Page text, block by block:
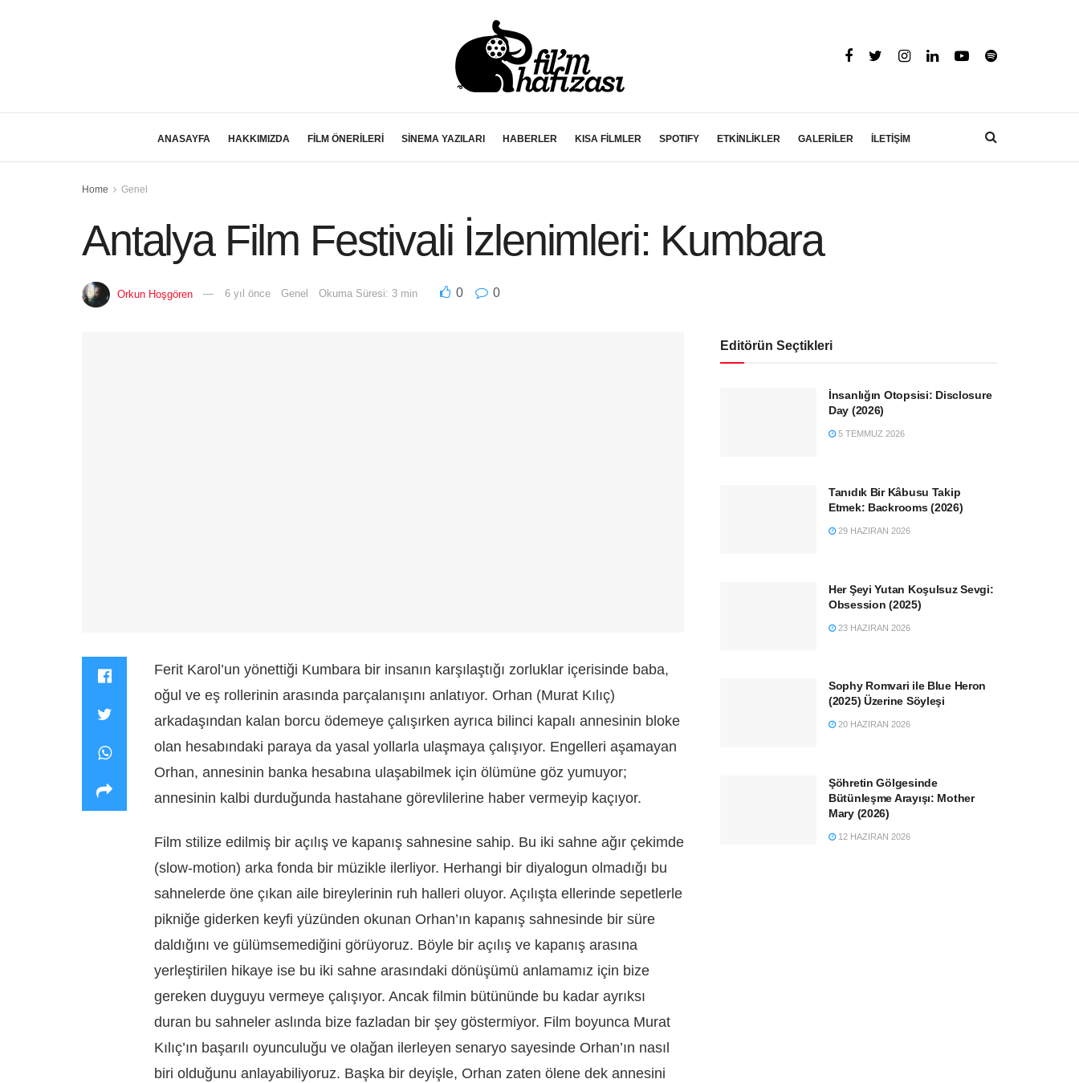
ANASAYFA HAKKIMIZDA FİLM ÖNERİLERİ SİNEMA YAZILARI HABERLER KISA FİLMLER SPOTIFY ETKİNLİKLER GALERİLER İLETİŞİM
Home Genel
Antalya Film Festivali İzlenimleri: Kumbara
Orkun Hoşgören 6 yıl önce Genel Okuma Süresi: 3 min 0 0
Ferit Karol’un yönettiği Kumbara bir insanın karşılaştığı zorluklar içerisinde baba,
oğul ve eş rollerinin arasında parçalanışını anlatıyor. Orhan (Murat Kılıç)
arkadaşından kalan borcu ödemeye çalışırken ayrıca bilinci kapalı annesinin bloke
olan hesabındaki paraya da yasal yollarla ulaşmaya çalışıyor. Engelleri aşamayan
Orhan, annesinin banka hesabına ulaşabilmek için ölümüne göz yumuyor;
annesinin kalbi durduğunda hastahane görevlilerine haber vermeyip kaçıyor.
Film stilize edilmiş bir açılış ve kapanış sahnesine sahip. Bu iki sahne ağır çekimde
(slow-motion) arka fonda bir müzikle ilerliyor. Herhangi bir diyalogun olmadığı bu
sahnelerde öne çıkan aile bireylerinin ruh halleri oluyor. Açılışta ellerinde sepetlerle
pikniğe giderken keyfi yüzünden okunan Orhan’ın kapanış sahnesinde bir süre
daldığını ve gülümsemediğini görüyoruz. Böyle bir açılış ve kapanış arasına
yerleştirilen hikaye ise bu iki sahne arasındaki dönüşümü anlamamız için bize
gereken duyguyu vermeye çalışıyor. Ancak filmin bütününde bu kadar ayrıksı
duran bu sahneler aslında bize fazladan bir şey göstermiyor. Film boyunca Murat
Kılıç’ın başarılı oyunculuğu ve olağan ilerleyen senaryo sayesinde Orhan’ın nasıl
biri olduğunu anlayabiliyoruz. Başka bir deyişle, Orhan zaten ölene dek annesini
Editörün Seçtikleri
İnsanlığın Otopsisi: Disclosure
Day (2026)
5 TEMMUZ 2026
Tanıdık Bir Kâbusu Takip
Etmek: Backrooms (2026)
29 HAZIRAN 2026
Her Şeyi Yutan Koşulsuz Sevgi:
Obsession (2025)
23 HAZIRAN 2026
Sophy Romvari ile Blue Heron
(2025) Üzerine Söyleşi
20 HAZIRAN 2026
Şöhretin Gölgesinde
Bütünleşme Arayışı: Mother
Mary (2026)
12 HAZIRAN 2026